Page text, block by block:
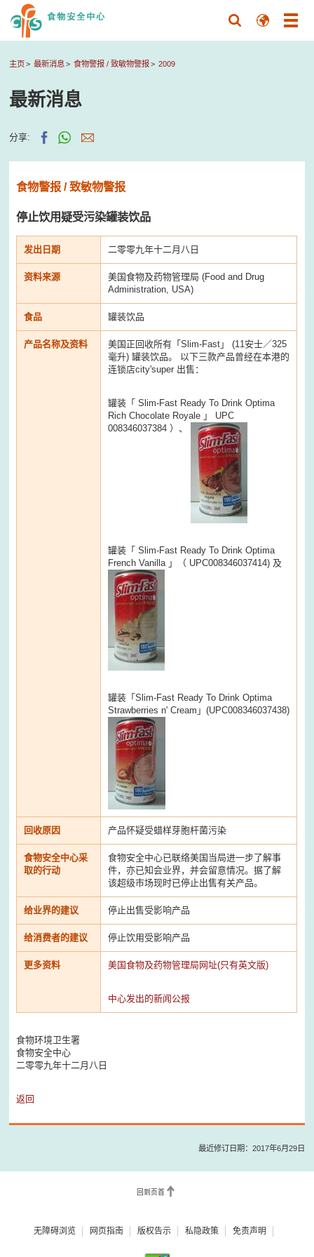
主页 最新消息 食物警报 / 致敏物警报 2009
最新消息
分享:
食物警报 / 致敏物警报
停止饮用疑受污染罐装饮品
发出日期 二零零九年十二月八日
资料来源
美国食物及药物管理局 (Food and Drug
Administration, USA)
食品 罐装饮品
产品名称及资料
美国正回收所有「Slim-Fast」 (11安士／325
毫升) 罐装饮品。 以下三款产品曾经在本港的
连锁店city'super 出售：
罐装「 Slim-Fast Ready To Drink Optima
Rich Chocolate Royale 」 UPC
008346037384 ）、
罐装「 Slim-Fast Ready To Drink Optima
French Vanilla 」（ UPC008346037414) 及
罐装「Slim-Fast Ready To Drink Optima
Strawberries n' Cream」(UPC008346037438)
回收原因 产品怀疑受蜡样芽胞杆菌污染
食物安全中心采
取的行动
食物安全中心已联络美国当局进一步了解事
件，亦已知会业界，并会留意情况。据了解
该超级市场现时已停止出售有关产品。
给业界的建议 停止出售受影响产品
给消费者的建议 停止饮用受影响产品
更多资料 美国食物及药物管理局网址(只有英文版)
中心发出的新闻公报
食物环境卫生署
食物安全中心
二零零九年十二月八日
返回
最近修订日期：2017年6月29日
回到页首
无障碍浏览 网页指南 版权告示 私隐政策 免责声明